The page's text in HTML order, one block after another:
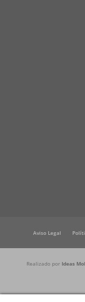
Aviso Legal
Realizado por Ideas